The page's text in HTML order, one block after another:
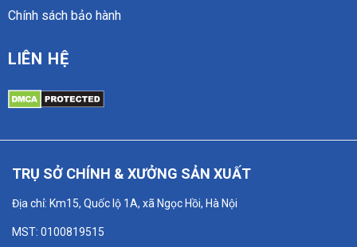
Chính sách bảo hành
LIÊN HỆ
TRỤ SỞ CHÍNH & XƯỞNG SẢN XUẤT
Địa chỉ: Km15, Quốc lộ 1A, xã Ngọc Hồi, Hà Nội
MST: 0100819515